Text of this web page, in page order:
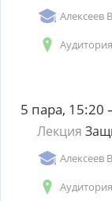
Алексеев
5 пара, 15:20
Лекция
Алексеев